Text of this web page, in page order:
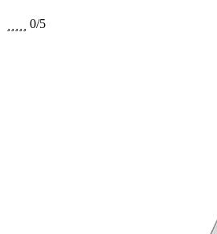
0/5